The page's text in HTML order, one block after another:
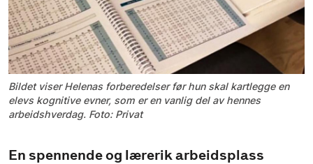
Bildet viser Helenas forberedelser før hun skal kartlegge en
elevs kognitive evner, som er en vanlig del av hennes
arbeidshverdag. Foto: Privat
En spennende og lærerik arbeidsplass